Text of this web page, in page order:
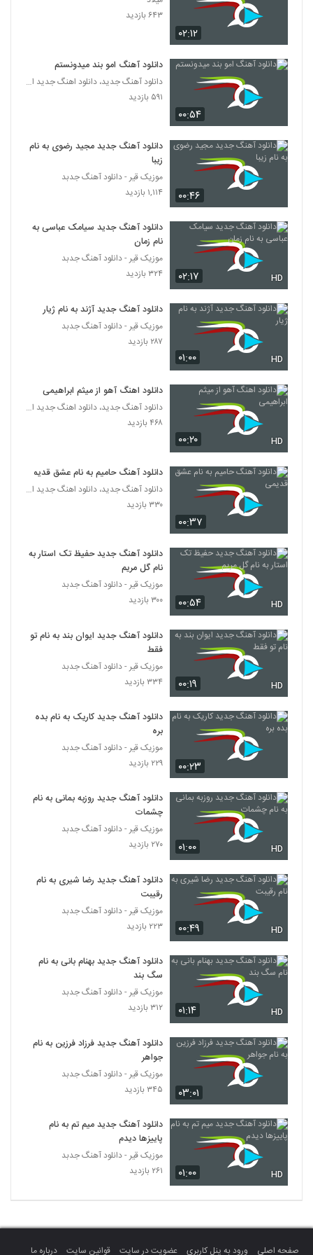
آهنگ فال یلدا از احمد هادی(پاپ)
دانلود آهنگ جدید و زیبای رسول شعبانی با نام
قصه یلدا
دانلود آهنگ زمستون از رضا بیجاری
آهنگ بابک جهانبخش بنام شیدایی
۸۳۳ بازدید
موزیک زیبای دیدی عاشقم شدی از مجتبی شاه
374
دانلود آهنگ جدید و زیبای مهدی نکوئیان با نام
۵۴۷ بازدید
375
موزیک زیبای اولین عشق از امید صبری
۵۱۱ بازدید
Babak Mafi Shayad Oonam
377
دانلود آهنگ متین جعفرزاده چه حال قشنگی
آهنگ امیر سینکی بنام بابام لره
۵۳۵ بازدید
دانلود آهنگ سی و چند سال از افشین آذری
380
آهنگ میلاد معروف بنام غرور لعنتی
۵۷۰ بازدید
دانلود آهنگ فرشاد فردوسی رویا (Farshad
Ferdowsi Roya)
۴۹۸ بازدید
آهنگ تراختور از محمد بدر(پاپ)
383
۴۶۰ بازدید
384
دانلود آهنگ جدید و زیبای کوروش خواجوی با
نام یکی هست
دانلود آهنگ مسعود فروزانفر آرزو
386
Behrooz Ojaghi Intizar
۴۶۴ بازدید
387
دانلود آهنگ ای یار از بهرام واحدی
۷۹۰ بازدید
رضا صادقی آهنگ آره یا نه
389
آهنگ شب لعنتی از مبین رضازاده(پاپ)
۵۰۳ بازدید
آهنگ هادی ملکی بنام بی تو
۵۴۷ بازدید
391
دانلود آهنگ علی علی دوست داره (Ali Ali
۷۴۰ بازدید
۰۲:۱۲
۶۴۳ بازدید
۰۰:۵۴
دانلود آهنگ امو بند میدونستم
دانلود آهنگ جدید، دانلود اهنگ جدید ایرانی
۵۹۱ بازدید
۰۰:۴۶
دانلود آهنگ جدید مجید رضوی به نام
زیبا
موزیک قیر - دانلود آهنگ جدبد
۱,۱۱۴ بازدید
۰۲:۱۷ HD
دانلود آهنگ جدید سیامک عباسی به
نام زمان
موزیک قیر - دانلود آهنگ جدبد
۳۲۴ بازدید
۰۱:۰۰ HD
دانلود آهنگ جدید آژند به نام ژیار
موزیک قیر - دانلود آهنگ جدبد
۲۸۷ بازدید
۰۰:۲۰ HD
دانلود اهنگ آهو از میثم ابراهیمی
دانلود آهنگ جدید، دانلود اهنگ جدید ایرانی
۴۶۸ بازدید
۰۰:۳۷
دانلود آهنگ حامیم به نام عشق قدیمی
دانلود آهنگ جدید، دانلود اهنگ جدید ایرانی
۳۳۰ بازدید
۰۰:۵۴ HD
دانلود آهنگ جدید حفیظ تک استار به
نام گل مریم
موزیک قیر - دانلود آهنگ جدبد
۳۰۰ بازدید
۰۰:۱۹ HD
دانلود آهنگ جدید ایوان بند به نام تو
فقط
موزیک قیر - دانلود آهنگ جدبد
۳۳۴ بازدید
۰۰:۲۳
دانلود آهنگ جدید کاریک به نام بده
بره
موزیک قیر - دانلود آهنگ جدبد
۲۲۹ بازدید
۰۱:۰۰ HD
دانلود آهنگ جدید روزبه بمانی به نام
چشمات
موزیک قیر - دانلود آهنگ جدبد
۲۷۰ بازدید
۰۰:۴۹ HD
دانلود آهنگ جدید رضا شیری به نام
رقیبت
موزیک قیر - دانلود آهنگ جدبد
۲۲۳ بازدید
۰۱:۱۴ HD
دانلود آهنگ جدید بهنام بانی به نام
سگ بند
موزیک قیر - دانلود آهنگ جدبد
۳۱۲ بازدید
۰۳:۰۱
دانلود آهنگ جدید فرزاد فرزین به نام
جواهر
موزیک قیر - دانلود آهنگ جدبد
۳۴۵ بازدید
۰۱:۰۰ HD
دانلود آهنگ جدید میم تم به نام
پاییزها دیدم
موزیک قیر - دانلود آهنگ جدبد
۲۶۱ بازدید
صفحه اصلی ورود به پنل کاربری عضویت در سایت قوانین سایت درباره ما